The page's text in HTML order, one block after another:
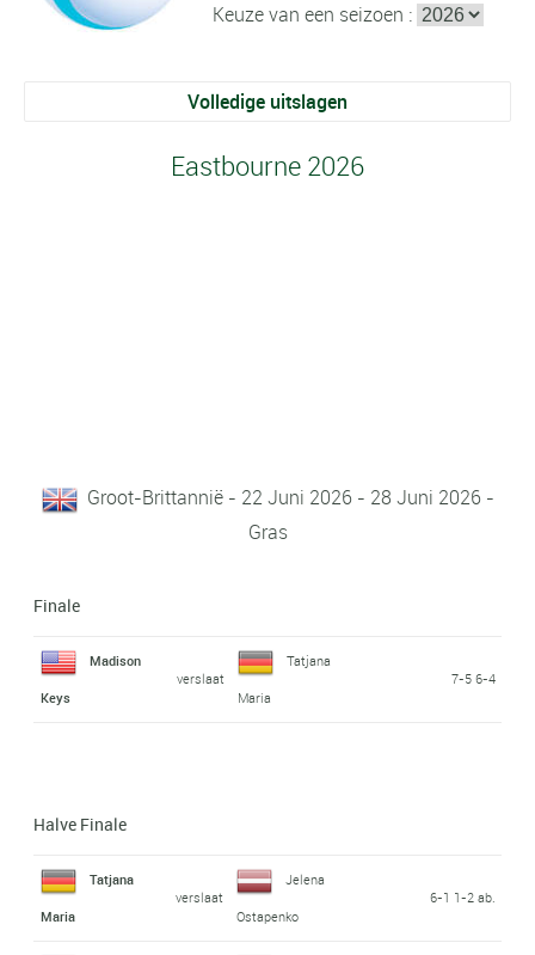
Keuze van een seizoen :
Volledige uitslagen
Eastbourne 2026
Groot-Brittannië - 22 Juni 2026 - 28 Juni 2026 -
Gras
Finale
Madison
Keys
verslaat
Tatjana
Maria
7-5 6-4
Halve Finale
Tatjana
Maria
verslaat
Jelena
Ostapenko
6-1 1-2 ab.